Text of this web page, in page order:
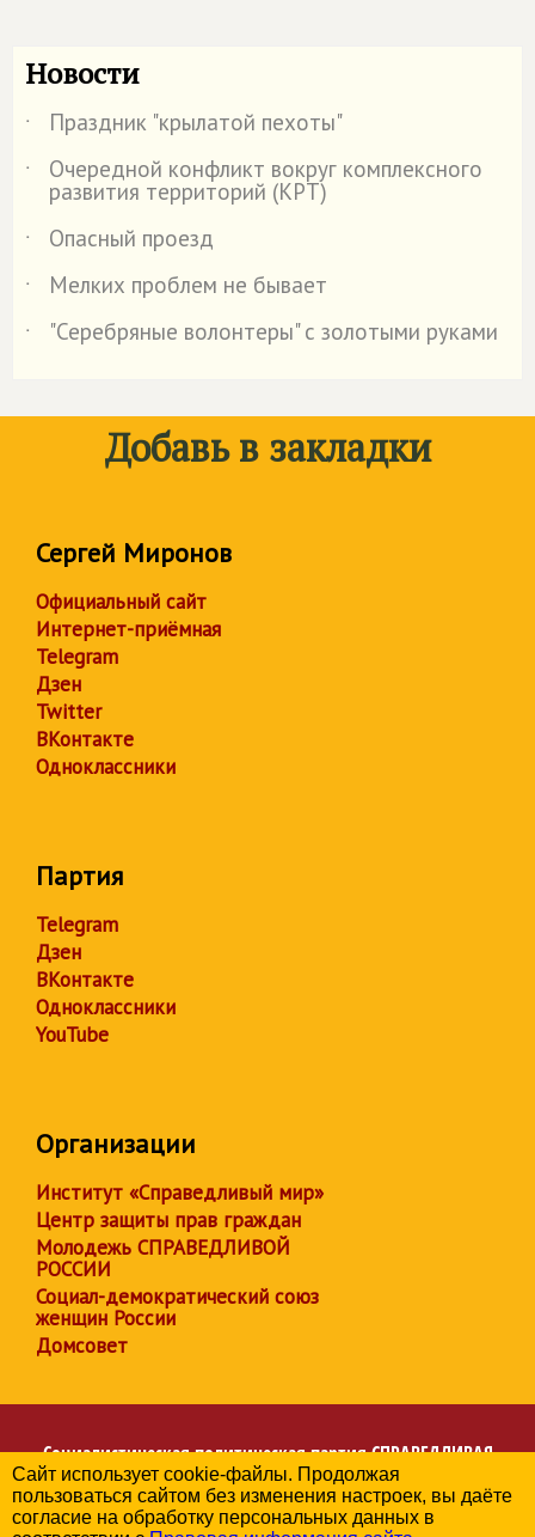
Новости
˙
Праздник "крылатой пехоты"
˙
Очередной конфликт вокруг комплексного
развития территорий (КРТ)
˙
Опасный проезд
˙
Мелких проблем не бывает
˙
"Серебряные волонтеры" с золотыми руками
Добавь в закладки
Сергей Миронов
Официальный сайт
Интернет-приёмная
Telegram
Дзен
Twitter
ВКонтакте
Одноклассники
Партия
Telegram
Дзен
ВКонтакте
Одноклассники
YouTube
Организации
Институт «Справедливый мир»
Центр защиты прав граждан
Молодежь СПРАВЕДЛИВОЙ
РОССИИ
Социал-демократический союз
женщин России
Домсовет
Социалистическая политическая партияСПРАВЕДЛИВАЯ
РОССИЯ
Региональное отделение партии в Челябинской области
Сайт использует cookie-файлы. Продолжая
пользоваться сайтом без изменения настроек, вы даёте
согласие на обработку персональных данных в